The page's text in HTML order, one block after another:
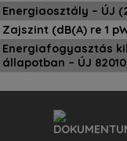
Energiaosztály – ÚJ
Zajszint (dB(A) re 1
Energiafogyasztás
állapotban – ÚJ